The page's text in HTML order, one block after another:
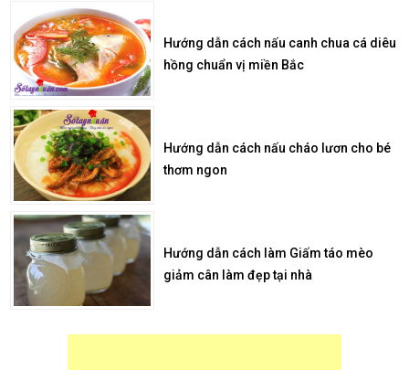
Hướng dẫn cách nấu canh chua cá diêu
hồng chuẩn vị miền Bắc
Hướng dẫn cách nấu cháo lươn cho bé
thơm ngon
Hướng dẫn cách làm Giấm táo mèo
giảm cân làm đẹp tại nhà